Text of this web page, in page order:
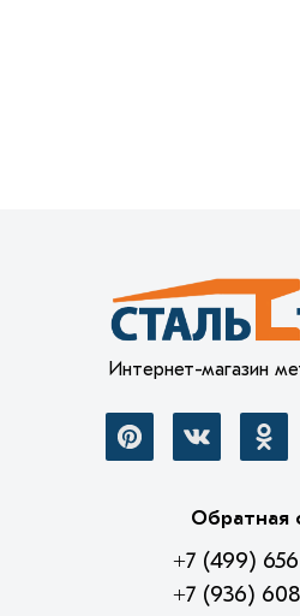
Интернет-магазин
Обратная
+7 (499)
+7 (936)